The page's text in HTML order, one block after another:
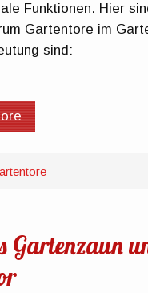
Funktionen. Hier
Gartentore im
sind:
Gartenzaun